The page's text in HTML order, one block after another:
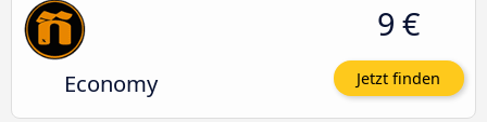
Economy
9 €
Jetzt finden